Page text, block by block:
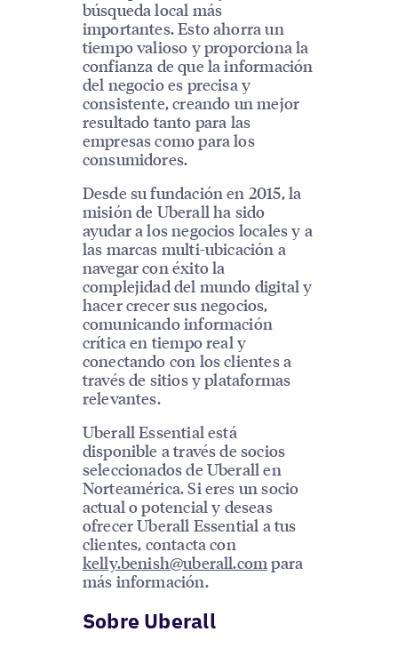
búsqueda local más
importantes. Esto ahorra un
tiempo valioso y proporciona la
confianza de que la información
del negocio es precisa y
consistente, creando un mejor
resultado tanto para las
empresas como para los
consumidores.
Desde su fundación en 2015, la
misión de Uberall ha sido
ayudar a los negocios locales y a
las marcas multi-ubicación a
navegar con éxito la
complejidad del mundo digital y
hacer crecer sus negocios,
comunicando información
crítica en tiempo real y
conectando con los clientes a
través de sitios y plataformas
relevantes.
Uberall Essential está
disponible a través de socios
seleccionados de Uberall en
Norteamérica. Si eres un socio
actual o potencial y deseas
ofrecer Uberall Essential a tus
clientes, contacta con
kelly.benish@uberall.com para
más información.
Sobre Uberall